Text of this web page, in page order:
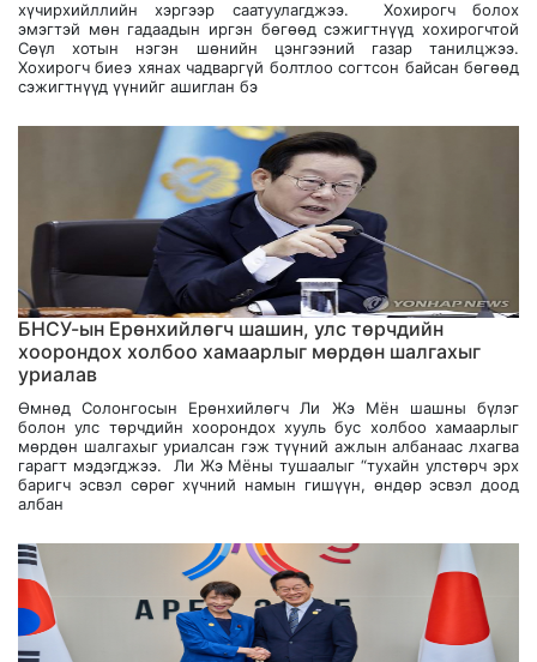
хүчирхийллийн хэргээр саатуулагджээ. Хохирогч болох
эмэгтэй мөн гадаадын иргэн бөгөөд сэжигтнүүд хохирогчтой
Сөүл хотын нэгэн шөнийн цэнгээний газар танилцжээ.
Хохирогч биеэ хянах чадваргүй болтлоо согтсон байсан бөгөөд
сэжигтнүүд үүнийг ашиглан бэ
БНСУ-ын Ерөнхийлөгч шашин, улс төрчдийн
хоорондох холбоо хамаарлыг мөрдөн шалгахыг
уриалав
Өмнөд Солонгосын Ерөнхийлөгч Ли Жэ Мён шашны бүлэг
болон улс төрчдийн хоорондох хууль бус холбоо хамаарлыг
мөрдөн шалгахыг уриалсан гэж түүний ажлын албанаас лхагва
гарагт мэдэгджээ. Ли Жэ Мёны тушаалыг “тухайн улстөрч эрх
баригч эсвэл сөрөг хүчний намын гишүүн, өндөр эсвэл доод
албан